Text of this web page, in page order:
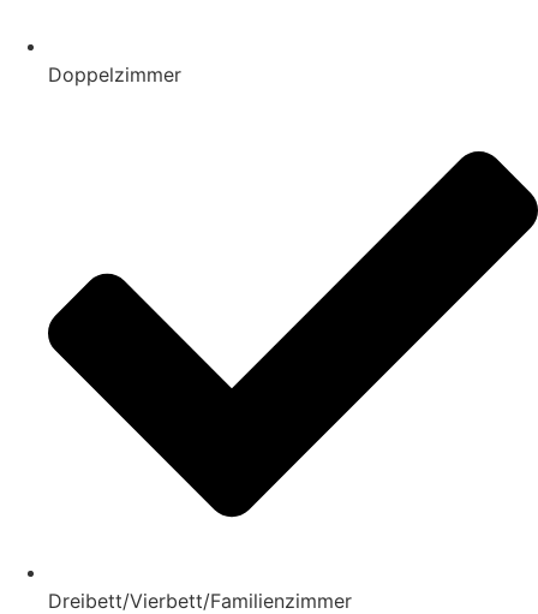
Doppelzimmer
Dreibett/Vierbett/Familienzimmer